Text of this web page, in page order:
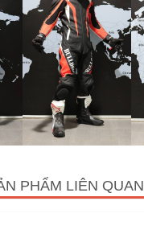
PHẨM LIÊN QUAN